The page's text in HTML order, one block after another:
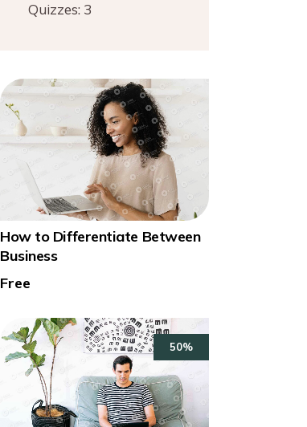
Quizzes: 3
How to Differentiate Between
Business
Free
50%